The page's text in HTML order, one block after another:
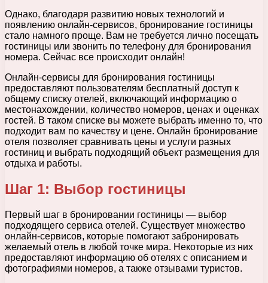
Однако, благодаря развитию новых технологий и
появлению онлайн-сервисов, бронирование гостиницы
стало намного проще. Вам не требуется лично посещать
гостиницы или звонить по телефону для бронирования
номера. Сейчас все происходит онлайн!
Онлайн-сервисы для бронирования гостиницы
предоставляют пользователям бесплатный доступ к
общему списку отелей, включающий информацию о
местонахождении, количество номеров, ценах и оценках
гостей. В таком списке вы можете выбрать именно то, что
подходит вам по качеству и цене. Онлайн бронирование
отеля позволяет сравнивать цены и услуги разных
гостиниц и выбрать подходящий объект размещения для
отдыха и работы.
Шаг 1: Выбор гостиницы
Первый шаг в бронировании гостиницы — выбор
подходящего сервиса отелей. Существует множество
онлайн-сервисов, которые помогают забронировать
желаемый отель в любой точке мира. Некоторые из них
предоставляют информацию об отелях с описанием и
фотографиями номеров, а также отзывами туристов.